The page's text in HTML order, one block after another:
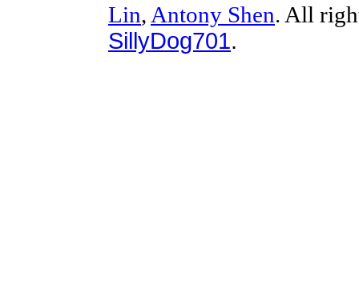
Lin, Antony Shen. All
SillyDog701.